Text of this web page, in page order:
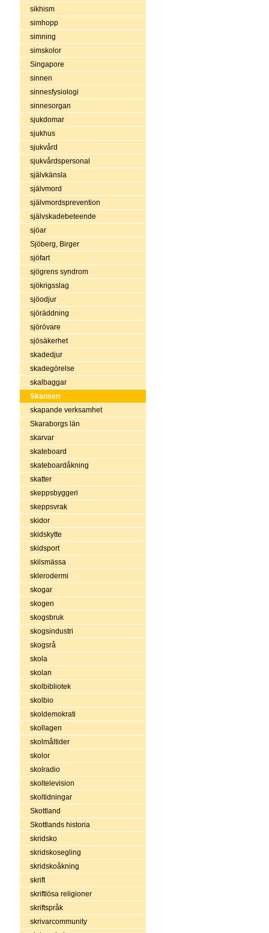
sikhism
simhopp
simning
simskolor
Singapore
sinnen
sinnesfysiologi
sinnesorgan
sjukdomar
sjukhus
sjukvård
sjukvårdspersonal
självkänsla
självmord
självmordsprevention
självskadebeteende
sjöar
Sjöberg, Birger
sjöfart
sjögrens syndrom
sjökrigsslag
sjöodjur
sjöräddning
sjörövare
sjösäkerhet
skadedjur
skadegörelse
skalbaggar
Skansen
skapande verksamhet
Skaraborgs län
skarvar
skateboard
skateboardåkning
skatter
skeppsbyggeri
skeppsvrak
skidor
skidskytte
skidsport
skilsmässa
sklerodermi
skogar
skogen
skogsbruk
skogsindustri
skogsrå
skola
skolan
skolbibliotek
skolbio
skoldemokrati
skollagen
skolmåltider
skolor
skolradio
skoltelevision
skoltidningar
Skottland
Skottlands historia
skridsko
skridskosegling
skridskoåkning
skrift
skriftlösa religioner
skriftspråk
skrivarcommunity